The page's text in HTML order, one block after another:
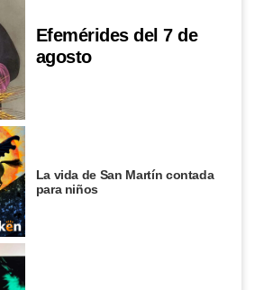
Efemérides del 7 de
agosto
La vida de San Martín contada
para niños